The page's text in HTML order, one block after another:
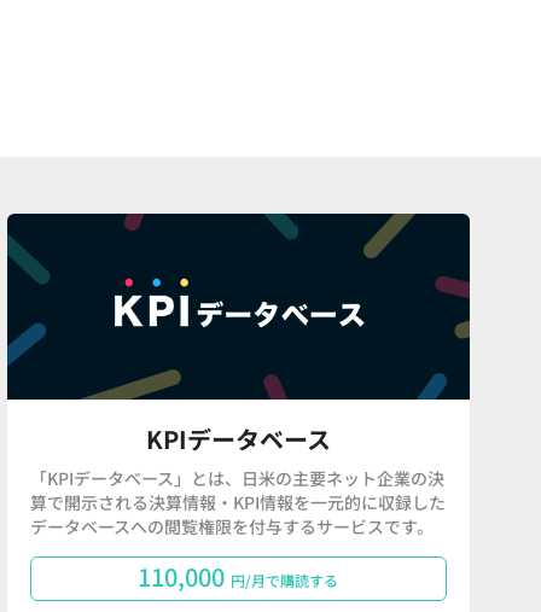
KPIデータベース
「KPIデータベース」とは、日米の主要ネット企業の決
算で開示される決算情報・KPI情報を一元的に収録した
データベースへの閲覧権限を付与するサービスです。
110,000 円/月で購読する